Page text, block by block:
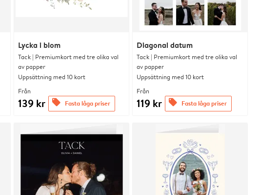
Lycka i blom
Tack | Premiumkort med tre olika val
av papper
Uppsättning med 10 kort
Från
139 kr offers Fasta låga priser
Diagonal datum
Tack | Premiumkort med tre olika val
av papper
Uppsättning med 10 kort
Från
119 kr offers Fasta låga priser